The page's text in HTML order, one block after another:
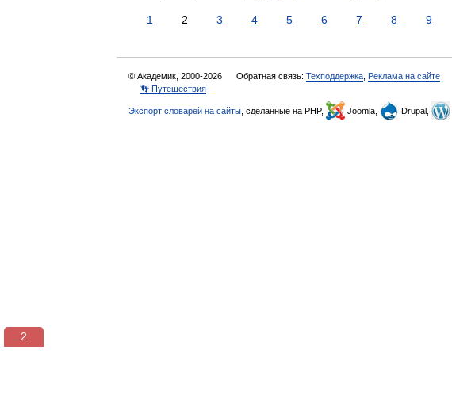
1 2 3 4 5 6 7 8 9
© Академик, 2000-2026 Обратная связь: Техподдержка Реклама на сайте
👣 Путешествия
Экспорт словарей на сайты , сделанные на PHP, Joomla, Drupal,
2